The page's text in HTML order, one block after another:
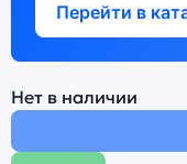
Перейти в
Нет в наличии